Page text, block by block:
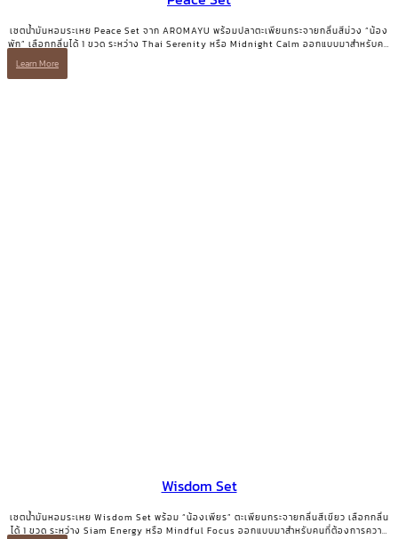
เซตน้ำมันหอมระเหย Peace Set จาก AROMAYU พร้อมปลาตะเพียนกระจายกลิ่นสีม่วง “น้อง
พัก” เลือกกลิ่นได้ 1 ขวด ระหว่าง Thai Serenity หรือ Midnight Calm ออกแบบมาสำหรับคน
Learn More
Wisdom Set
เซตน้ำมันหอมระเหย Wisdom Set พร้อม “น้องเพียร” ตะเพียนกระจายกลิ่นสีเขียว เลือกกลิ่น
ได้ 1 ขวด ระหว่าง Siam Energy หรือ Mindful Focus ออกแบบมาสำหรับคนที่ต้องการความ